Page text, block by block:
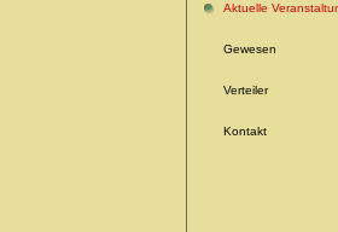
Aktuelle
Gewesen
Verteiler
Kontakt